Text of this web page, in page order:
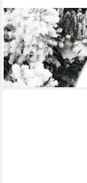
VIDAXL
Weihnachtsfigur
Schnee 180 cm
ab 69,99 €
lieferbar - in 5-6